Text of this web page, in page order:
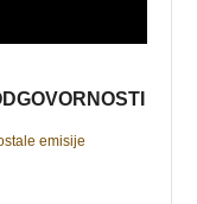
emisije